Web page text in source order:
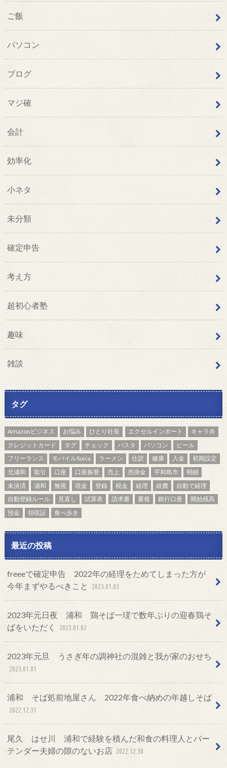
ご飯
パソコン
ブログ
マジ確
会計
効率化
小ネタ
未分類
確定申告
考え方
超初心者塾
趣味
雑談
タグ
Amazonビジネス お悩み ひとり社長 エクセルインポート
キャラ弁
クレジットカード
タグ チェック パスタ パソコン
ビール
フリーランス
モバイルSuica ラーメン 仕訳 健康 入金
初期設定
北浦和
取引 口座 口座振替 売上 売掛金 宇和島市
明細
未決済
浦和 無視 現金 登録 税金 経理 経費
自動で経理
自動登録ルール
見直し 試算表 請求書 重複 銀行口座
開始残高
預金
領収証 食べ歩き
最近の投稿
freeeで確定申告 2022年の経理をためてしまった方が
今年まずやるべきこと
2023.01.03
2023年元日夜 浦和 鶏そば一瑳で数年ぶりの迎春鶏そ
ばをいただく
2023.01.02
2023年元旦 うさぎ年の調神社の混雑と我が家のおせち
2023.01.01
浦和 そば処前地屋さん 2022年食べ納めの年越しそば
2022.12.31
尾久 はせ川 浦和で経験を積んだ和食の料理人とバー
テンダー夫婦の隙のないお店 2022.12.30